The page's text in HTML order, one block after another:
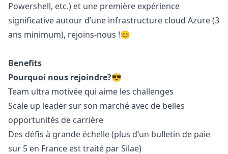
Powershell, etc.) et une première expérience
significative autour d’une infrastructure cloud Azure (3
ans minimum), rejoins-nous !😊
Benefits
Pourquoi nous rejoindre?😎
Team ultra motivée qui aime les challenges
Scale up leader sur son marché avec de belles
opportunités de carrière
Des défis à grande échelle (plus d’un bulletin de paie
sur 5 en France est traité par Silae)